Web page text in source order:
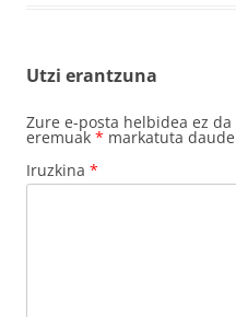
Utzi erantzuna
Zure e-posta helbidea ez
eremuak * markatuta daude
Iruzkina *